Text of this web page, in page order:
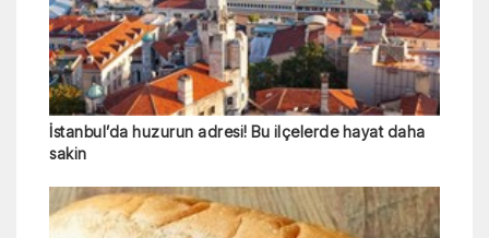
İstanbul’da huzurun adresi! Bu ilçelerde hayat daha
sakin